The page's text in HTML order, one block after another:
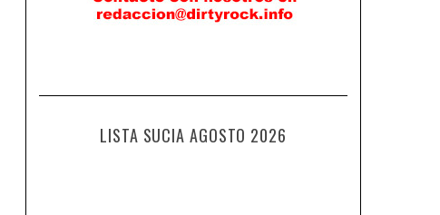
LISTA SUCIA AGOSTO 2026